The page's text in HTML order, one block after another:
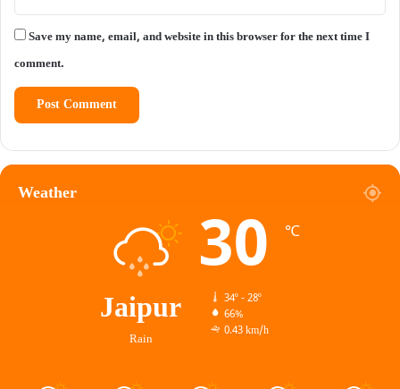
Save my name, email, and website in this browser for the next time I
comment.
Weather
Jaipur
Rain
30 ℃
34º - 28º
66%
0.43 km/h